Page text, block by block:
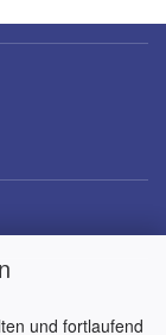
und fortlaufend